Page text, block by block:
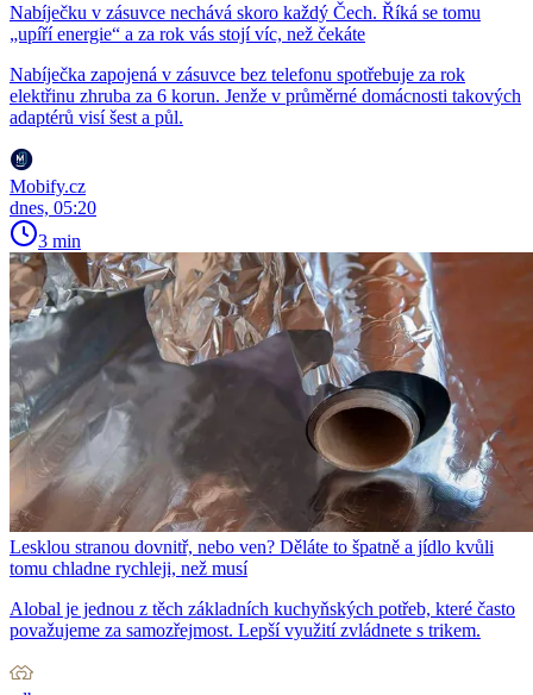
Nabíječku v zásuvce nechává skoro každý Čech. Říká se tomu
„upíří energie“ a za rok vás stojí víc, než čekáte
Nabíječka zapojená v zásuvce bez telefonu spotřebuje za rok
elektřinu zhruba za 6 korun. Jenže v průměrné domácnosti takových
adaptérů visí šest a půl.
Mobify.cz
dnes, 05:20
3 min
Lesklou stranou dovnitř, nebo ven? Děláte to špatně a jídlo kvůli
tomu chladne rychleji, než musí
Alobal je jednou z těch základních kuchyňských potřeb, které často
považujeme za samozřejmost. Lepší využití zvládnete s trikem.